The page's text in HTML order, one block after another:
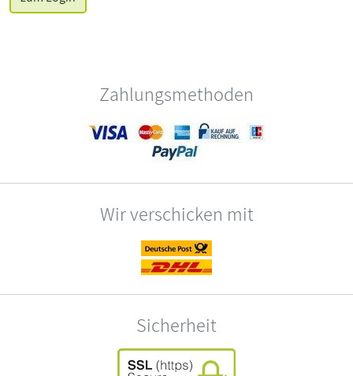
Zahlungsmethoden
Wir verschicken mit
Sicherheit